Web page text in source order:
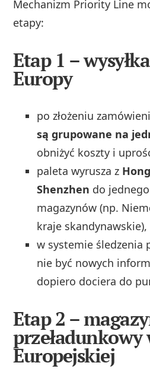
Mechanizm Priority Line
etapy:
Etap 1 –
Europy
po złożeniu
są grupowane na
obniżyć koszty i
paleta wyrusza z
Shenzhen do
magazynów (np.
kraje skandynawskie),
w systemie śledzenia
nie być nowych
dopiero dociera do
Etap 2 –
Europejskiej